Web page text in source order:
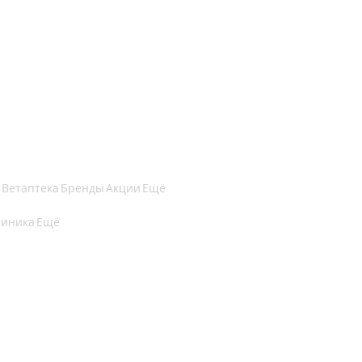
Ветаптека БрендыАкции Ещё
Ещё